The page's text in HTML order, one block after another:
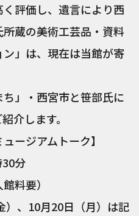
評価し、遺言により西
蔵の美術工芸品・資料
」は、現在は当館が寄
」・西宮市と笹部氏に
介します。
ージアムトーク】
30分
料要）
、10月20日（月）は記